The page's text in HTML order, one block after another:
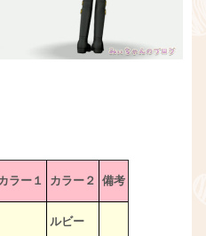
ラー１ カラー２ 備考
ルビー